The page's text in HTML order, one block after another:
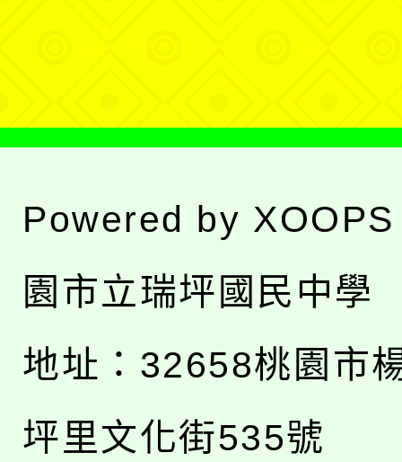
Powered by XOOPS
園市立瑞坪國民中學
地址： 32658桃園市
坪里文化街535號